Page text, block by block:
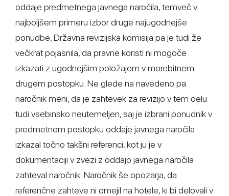
oddaje predmetnega javnega naročila, temveč v
najboljšem primeru izbor druge najugodnejše
ponudbe, Državna revizijska komisija pa je tudi že
večkrat pojasnila, da pravne koristi ni mogoče
izkazati z ugodnejšim položajem v morebitnem
drugem postopku. Ne glede na navedeno pa
naročnik meni, da je zahtevek za revizijo v tem delu
tudi vsebinsko neutemeljen, saj je izbrani ponudnik v
predmetnem postopku oddaje javnega naročila
izkazal točno takšni referenci, kot ju je v
dokumentaciji v zvezi z oddajo javnega naročila
zahteval naročnik. Naročnik še opozarja, da
referenčne zahteve ni omejil na hotele, ki bi delovali v